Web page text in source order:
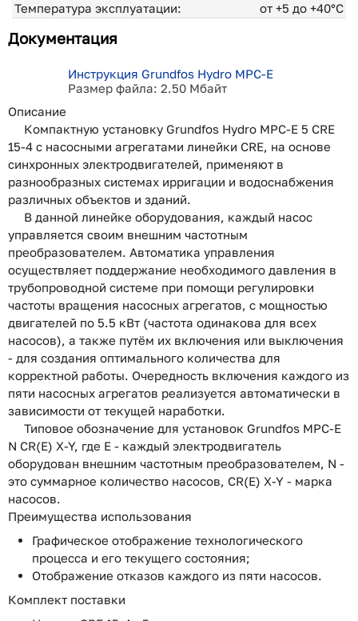
Температура эксплуатации:
от +5 до +40°С
Документация
Инструкция Grundfos Hydro MPC-E
Размер файла: 2.50 Мбайт
Описание
Компактную установку Grundfos Hydro MPC-E 5 CRE
15-4 с насосными агрегатами линейки CRE, на основе
синхронных электродвигателей, применяют в
разнообразных системах ирригации и водоснабжения
различных объектов и зданий.
В данной линейке оборудования, каждый насос
управляется своим внешним частотным
преобразователем. Автоматика управления
осуществляет поддержание необходимого давления в
трубопроводной системе при помощи регулировки
частоты вращения насосных агрегатов, с мощностью
двигателей по 5.5 кВт (частота одинакова для всех
насосов), а также путём их включения или выключения
- для создания оптимального количества для
корректной работы. Очередность включения каждого из
пяти насосных агрегатов реализуется автоматически в
зависимости от текущей наработки.
Типовое обозначение для установок Grundfos MPC-E
N CR(E) X-Y, где E - каждый электродвигатель
оборудован внешним частотным преобразователем, N -
это суммарное количество насосов, CR(E) X-Y - марка
насосов.
Преимущества использования
Графическое отображение технологического
процесса и его текущего состояния;
Отображение отказов каждого из пяти насосов.
Комплект поставки